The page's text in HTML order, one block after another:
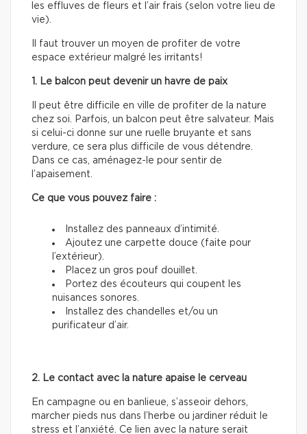
les effluves de fleurs et l’air frais (selon votre lieu de
vie).
Il faut trouver un moyen de profiter de votre
espace extérieur malgré les irritants!
1. Le balcon peut devenir un havre de paix
Il peut être difficile en ville de profiter de la nature
chez soi. Parfois, un balcon peut être salvateur. Mais
si celui-ci donne sur une ruelle bruyante et sans
verdure, ce sera plus difficile de vous détendre.
Dans ce cas, aménagez-le pour sentir de
l’apaisement.
Ce que vous pouvez faire :
Installez des panneaux d’intimité.
Ajoutez une carpette douce (faite pour
l’extérieur).
Placez un gros pouf douillet.
Portez des écouteurs qui coupent les
nuisances sonores.
Installez des chandelles et/ou un
purificateur d’air.
2. Le contact avec la nature apaise le cerveau
En campagne ou en banlieue, s’asseoir dehors,
marcher pieds nus dans l’herbe ou jardiner réduit le
stress et l’anxiété. Ce lien avec la nature serait